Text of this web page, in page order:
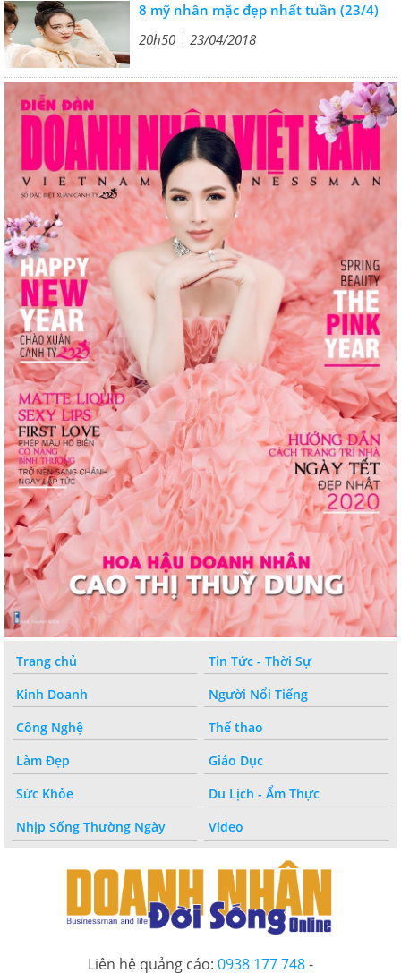
8 mỹ nhân mặc đẹp nhất tuần (23/4)
20h50 | 23/04/2018
Trang chủ
Tin Tức - Thời Sự
Kinh Doanh
Người Nổi Tiếng
Công Nghệ
Thế thao
Làm Đẹp
Giáo Dục
Sức Khỏe
Du Lịch - Ẩm Thực
Nhịp Sống Thường Ngày
Video
Liên hệ quảng cáo: 0938 177 748-